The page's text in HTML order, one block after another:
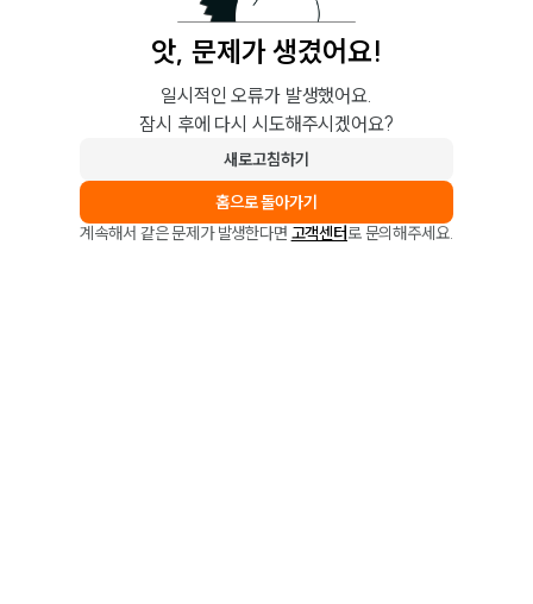
앗, 문제가 생겼어요!
일시적인 오류가 발생했어요.
잠시 후에 다시 시도해주시겠어요?
새로고침하기
홈으로 돌아가기
계속해서 같은 문제가 발생한다면 고객센터로 문의해주세요.